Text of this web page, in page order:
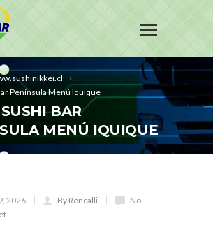
Península Menú Iquique
BAR
MENÚ IQUIQUE
2026 By Roncalli
No